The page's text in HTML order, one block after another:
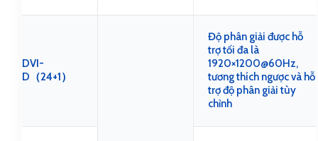
DVI-
D（24+1）
Độ phân giải được hỗ
trợ tối đa là
1920×1200@60Hz,
tương thích ngược và hỗ
trợ độ phân giải tùy
chỉnh